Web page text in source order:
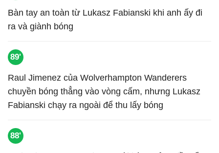
Bàn tay an toàn từ Lukasz Fabianski khi anh ấy đi
ra và giành bóng
89'
Raul Jimenez của Wolverhampton Wanderers
chuyền bóng thẳng vào vòng cấm, nhưng Lukasz
Fabianski chạy ra ngoài để thu lấy bóng
88'